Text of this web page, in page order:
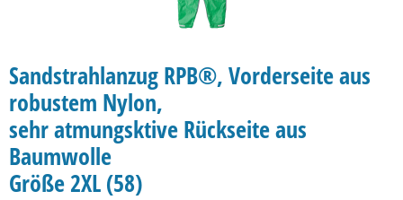
Sandstrahlanzug RPB®, Vorderseite aus
robustem Nylon,
sehr atmungsktive Rückseite aus
Baumwolle
Größe 2XL (58)